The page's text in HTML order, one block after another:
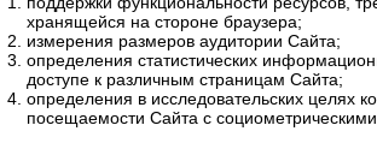
хранящейся на стороне браузера;
измерения размеров аудитории Сайта;
определения статистических
доступе к различным страницам Сайта;
определения в исследовательских целях
посещаемости Сайта с